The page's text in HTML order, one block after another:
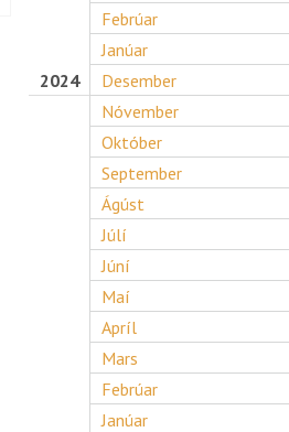
Febrúar
Janúar
2024
Desember
Nóvember
Október
September
Ágúst
Júlí
Júní
Maí
Apríl
Mars
Febrúar
Janúar